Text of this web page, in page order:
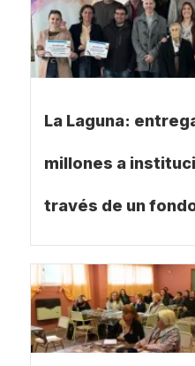
La Laguna:
millones a
través de un